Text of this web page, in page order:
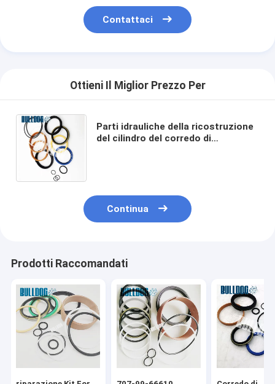
Contattaci
Ottieni Il Miglior Prezzo Per
Parti idrauliche della ricostruzione
del cilindro del corredo di
Continua
Prodotti Raccomandati